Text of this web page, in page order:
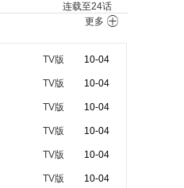
连载至24话
更多 
10-04
TV版
10-04
TV版
10-04
TV版
10-04
TV版
10-04
TV版
10-04
TV版